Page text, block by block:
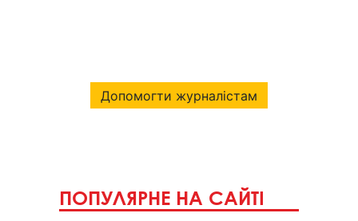
Допомогти журналістам
ПОПУЛЯРНЕ НА САЙТІ